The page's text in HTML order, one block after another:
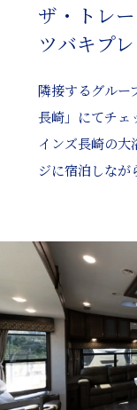
ザ・トレ
ツバキプ
隣接するグルー
長崎」にてチェ
インズ長崎の大
ジに宿泊しなが